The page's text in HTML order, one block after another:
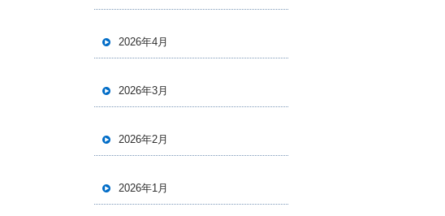
2026年4月
2026年3月
2026年2月
2026年1月